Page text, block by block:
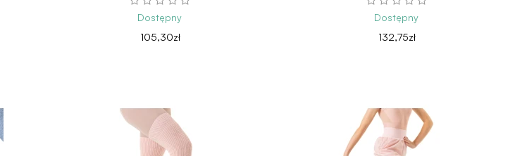
Dostępny
105,30zł
Dostępny
132,75zł